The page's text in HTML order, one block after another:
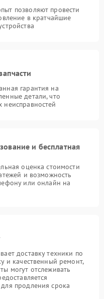
позволяют провести
в кратчайшие
гарантия на
детали, что
и бесплатная
оценка стоимости
и возможность
или онлайн на
доставку техники по
и качественный ремонт,
могут отслеживать
продления срока